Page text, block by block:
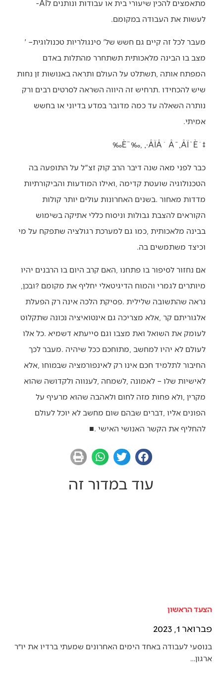
‬מתאמצים‭ ‬להכין‭ ‬שיעורי‭ ‬בית‭ ‬או‭ ‬עבודות‭ ‬ונותנים‭ ‬ל‭-‬AI‭
‬לעשות‭ ‬את‭ ‬העבודה‭ ‬במקומם‭.‬
מעבר‭ ‬לכל‭ ‬זה‭ ‬קיים‭ ‬גם‭ ‬חשש‭ ‬של‭ ‬‮'‬סינגולריות‭ ‬טכנולוגית‮'‬‭ ‬‮–‬‭
‬אמיתי‭.‬
‡˙È˜‰, ‚·ÂÏÂ˙ Â¯‚ÂÏˆÈ‰
‬בבינה‭ ‬מלאכותית‭, ‬כמו‭ ‬גם‭ ‬למערכת‭ ‬רגולציה‭ ‬שתפקח‭ ‬על‭ ‬מי‭
‬וכיצד‭ ‬משתמשים‭ ‬בה‭. ‬
אם‭ ‬נחזור‭ ‬לסיפור‭ ‬בו‭ ‬פתחנו‭, ‬האם‭ ‬קרב‭ ‬היום‭ ‬בו‭ ‬הרבנים‭ ‬יהיו‭
‬מיותרים‭ ‬לגמרי‭ ‬והמוח‭ ‬הדיגיטאלי‭ ‬יחליף‭ ‬את‭ ‬מקומם‭? ‬ובכן‭,
‬לעומק‭ ‬את‭ ‬השואל‭ ‬ואת‭ ‬מצבו‭ ‬וגם‭ ‬סייעתא‭ ‬דשמיא‭. ‬כל‭ ‬אלו‭
‬לעולם‭ ‬לא‭ ‬יהיו‭ ‬למחשב‭, ‬מתוחכם‭ ‬ככל‭ ‬שיהיה‭. ‬מעבר‭ ‬לכך‭
‬מקרין‭, ‬ולא‭ ‬פחות‭ ‬מזה‭ ‬לחום‭ ‬ולאהבה‭ ‬שהוא‭ ‬מרעיף‭ ‬על‭
‬להחליף‭ ‬את‭ ‬הקשר‭ ‬האנושי‭ ‬האישי‭. ‬
■
עוד במדור זה
הצעד הראשון
פברואר 1, 2023
בנוסעי לעבודה באחד הימים האחרונים שמעתי ברדיו את יו״ר
ארגון…